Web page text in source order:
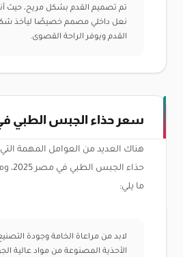
تم تصميم القدم بشكل مريح، حيث
نعل داخلي مصمم خصيصًا ليأخذ
القدم ويوفر الراحة القصوى.
سعر حذاء الجبس الطبي في
هناك العديد من العوامل المهمة
حذاء
ما يلي:
لابد من مراعاة الخامة وجودة
الأحذية المصنوعة من مواد عالية